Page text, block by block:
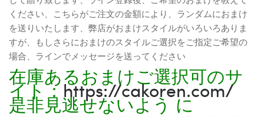
ください、こちらがご注文の金額により、ランダムにおまけ
を送りいたします、弊店がおまけスタイルがいろいろありま
すが、もしさらにおまけのスタイルご選択をご指定ご希望の
場合、ラインでメッセージを送ってください
在庫あるおまけご選択可のサ
イト：https://cakoren.com/
是非見逃せないよう に